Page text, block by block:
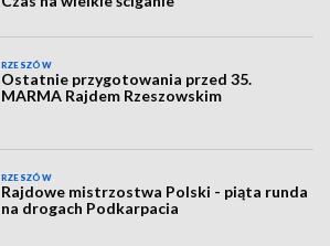
RZESZÓW
Ostatnie przygotowania przed 35.
MARMA Rajdem Rzeszowskim
RZESZÓW
Rajdowe mistrzostwa Polski - piąta runda
na drogach Podkarpacia